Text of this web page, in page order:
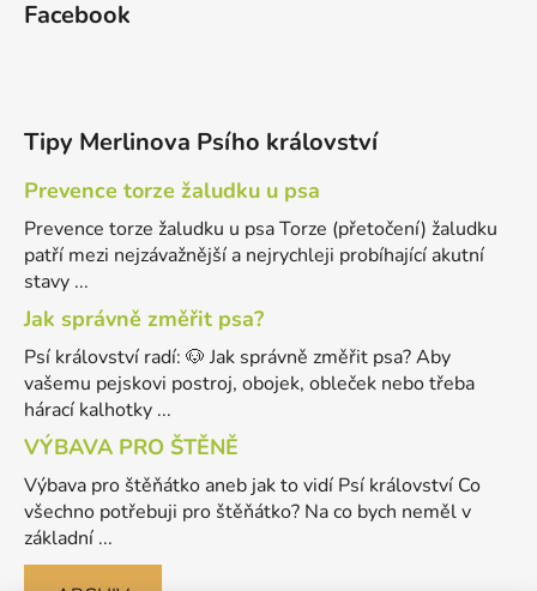
Facebook
Tipy Merlinova Psího království
Prevence torze žaludku u psa
Prevence torze žaludku u psa Torze (přetočení) žaludku
patří mezi nejzávažnější a nejrychleji probíhající akutní
stavy ...
Jak správně změřit psa?
Psí království radí: 🐶 Jak správně změřit psa? Aby
vašemu pejskovi postroj, obojek, obleček nebo třeba
hárací kalhotky ...
VÝBAVA PRO ŠTĚNĚ
Výbava pro štěňátko aneb jak to vidí Psí království Co
všechno potřebuji pro štěňátko? Na co bych neměl v
základní ...